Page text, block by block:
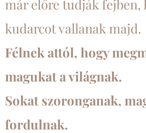
már előre tudják fejben,
kudarcot vallanak majd.
Félnek attól, hogy
magukat a világnak.
Sokat szoronganak,
fordulnak.